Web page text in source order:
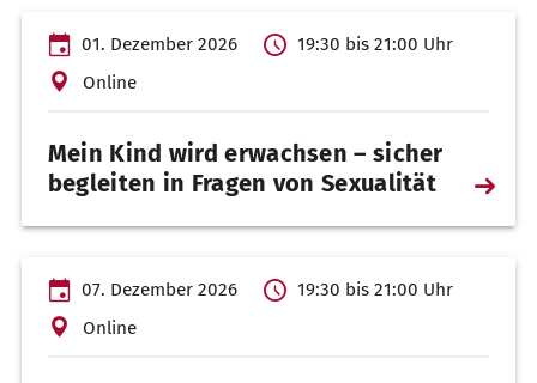
01. Dezember 2026
19:30 bis 21:00 Uhr
Online
Mein Kind wird erwachsen – sicher
begleiten in Fragen von Sexualität
07. Dezember 2026
19:30 bis 21:00 Uhr
Online